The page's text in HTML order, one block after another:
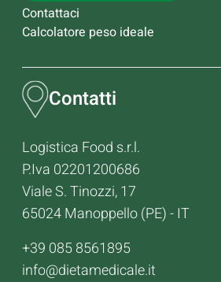
Contattaci
Calcolatore peso ideale
Contatti
Logistica Food s.r.l.
P.Iva 02201200686
Viale S. Tinozzi, 17
65024 Manoppello (PE) - IT
+39 085 8561895
info@dietamedicale.it